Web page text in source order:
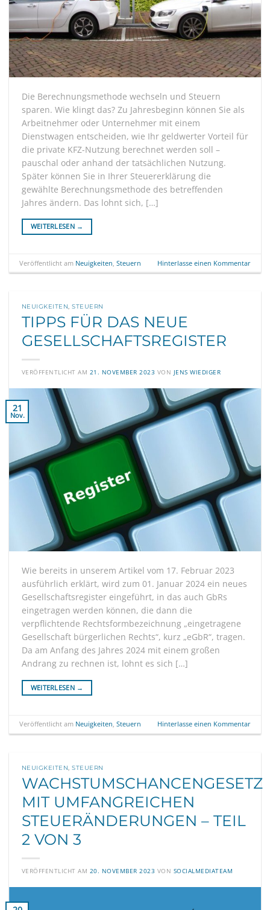
Die Berechnungsmethode wechseln und Steuern
sparen. Wie klingt das? Zu Jahresbeginn können Sie als
Arbeitnehmer oder Unternehmer mit einem
Dienstwagen entscheiden, wie Ihr geldwerter Vorteil für
die private KFZ-Nutzung berechnet werden soll –
pauschal oder anhand der tatsächlichen Nutzung.
Später können Sie in Ihrer Steuererklärung die
gewählte Berechnungsmethode des betreffenden
Jahres ändern. Das lohnt sich, […]
WEITERLESEN →
Veröffentlicht am Neuigkeiten Steuern Hinterlasse einen Kommentar
NEUIGKEITEN,STEUERN
TIPPS FÜR DAS NEUE
GESELLSCHAFTSREGISTER
VERÖFFENTLICHT AM 21. NOVEMBER 2023 VON JENS WIEDIGER
21
Nov.
Wie bereits in unserem Artikel vom 17. Februar 2023
ausführlich erklärt, wird zum 01. Januar 2024 ein neues
Gesellschaftsregister eingeführt, in das auch GbRs
eingetragen werden können, die dann die
verpflichtende Rechtsformbezeichnung „eingetragene
Gesellschaft bürgerlichen Rechts“, kurz „eGbR“, tragen.
Da am Anfang des Jahres 2024 mit einem großen
Andrang zu rechnen ist, lohnt es sich […]
WEITERLESEN →
Veröffentlicht am Neuigkeiten, Steuern Hinterlasse einen Kommentar
NEUIGKEITEN ,STEUERN
WACHSTUMSCHANCENGESETZ
MIT UMFANGREICHEN
STEUERÄNDERUNGEN – TEIL
2 VON 3
VERÖFFENTLICHT AM 20. NOVEMBER 2023 VON SOCIALMEDIATEAM